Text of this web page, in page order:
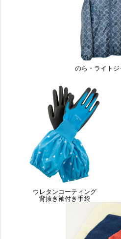
のら・ライトジ
ウレタンコーティング
背抜き袖付き手袋